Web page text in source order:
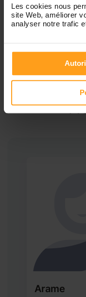
Les cookies nous
site Web, améliorer
analyser notre trafic
Garde
Arame